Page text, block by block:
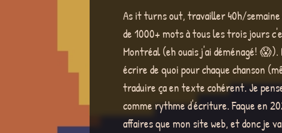
As it turns out, travailler 40h/semaine
de 1000+ mots à tous les trois jours
Montréal (eh ouais j'ai déménagé!
écrire de quoi pour chaque chanson
traduire ça en texte cohérent. Je
comme rythme d'écriture. Faque en
affaires que mon site web, et donc je